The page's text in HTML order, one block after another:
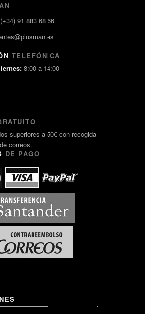
(+34) 91 883 68 66
TELEFÓNICA
8:00 a 14:00
superiores a 50€ con recogida
correos.
DE PAGO